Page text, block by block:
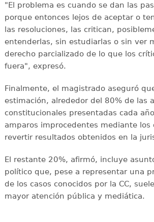
"El problema es cuando se dan las
porque entonces lejos de aceptar o
las resoluciones, las critican,
entenderlas, sin estudiarlas o sin ver
derecho parcializado de lo que los
fuera", expresó.
Finalmente, el magistrado aseguró
estimación, alrededor del 80% de las
constitucionales presentadas cada
amparos improcedentes mediante los
revertir resultados obtenidos en la
El restante 20%, afirmó, incluye
político que, pese a representar una
de los casos conocidos por la CC,
mayor atención pública y mediática.